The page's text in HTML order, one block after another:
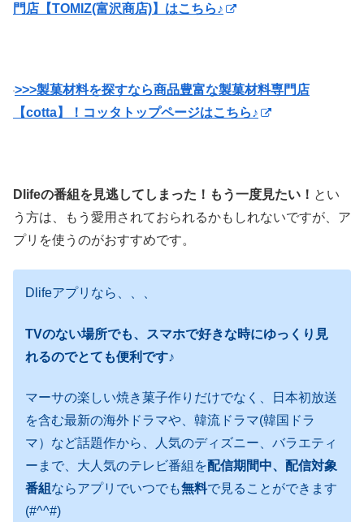
門店【TOMIZ(富沢商店)】はこちら♪
>>>製菓材料を探すなら商品豊富な製菓材料専門店
【cotta】！コッタトップページはこちら♪
Dlifeの番組を見逃してしまった！もう一度見たい！ とい
う方は、もう愛用されておられるかもしれないですが、ア
プリを使うのがおすすめです。
Dlifeアプリなら、、、
TVのない場所でも、スマホで好きな時にゆっくり見
れるのでとても便利です♪
マーサの楽しい焼き菓子作りだけでなく、日本初放送
を含む最新の海外ドラマや、韓流ドラマ(韓国ドラ
マ）など話題作から、人気のディズニー、バラエティ
ーまで、大人気のテレビ番組を配信期間中、配信対象
番組 ならアプリでいつでも無料で見ることができます
(#^^#)